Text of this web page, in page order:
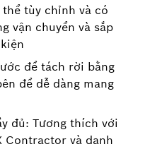
tùy chỉnh và có
vận chuyển và sắp
để tách rời bằng
để dễ dàng mang
đủ: Tương thích với
Contractor và danh